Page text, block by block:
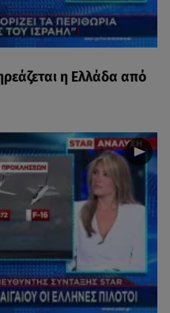
η Ελλάδα από